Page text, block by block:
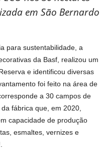
em São Bernardo
para sustentabilidade, a
da Basf, realizou um
e identificou diversas
foi feito na área de
a 30 campos de
fábrica que, em 2020,
capacidade de produção
esmaltes, vernizes e